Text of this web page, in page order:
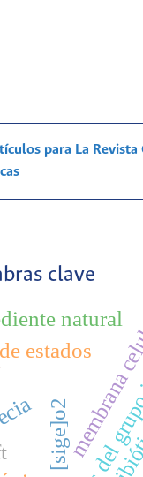
para La
clave
[sige]o2
estados
natural